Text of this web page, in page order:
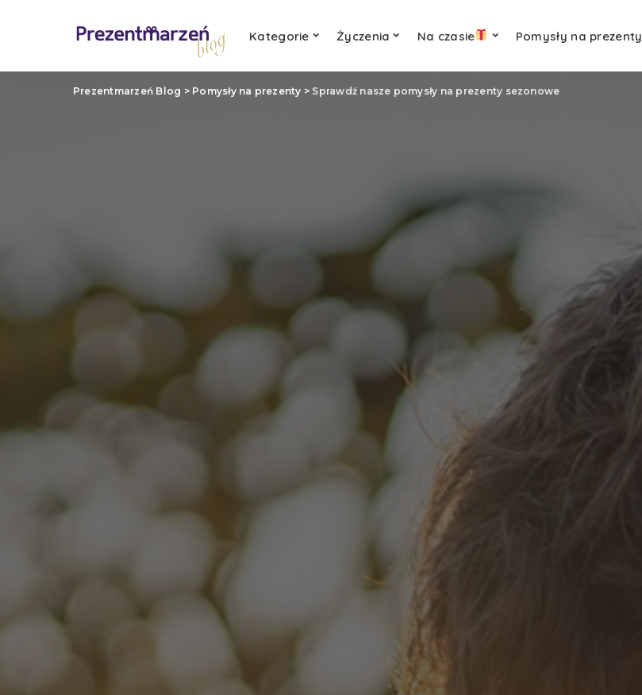
Kategorie Życzenia Na czasie Pomysły na prezenty
Prezentmarzeń Blog > Pomysły na prezenty > Sprawdź nasze pomysły na prezenty sezonowe